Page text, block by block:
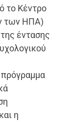
το Κέντρο
των ΗΠΑ)
έντασης
η